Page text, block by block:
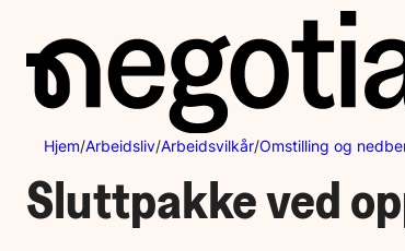
innhold
Hjem/Arbeidsliv/Arbeidsvilkår/Omstilling og
Sluttpakke ved